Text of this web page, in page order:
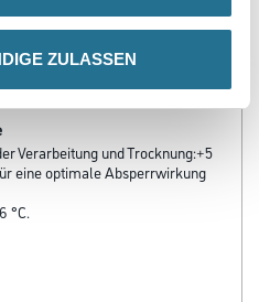
ZULASSEN
Verarbeitung und Trocknung:+5
eine optimale Absperrwirkung
°C.